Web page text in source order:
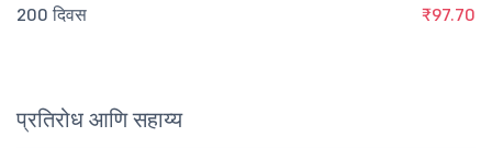
200 दिवस ₹97.70
प्रतिरोध आणि सहाय्य